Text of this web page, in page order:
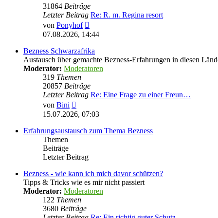
31864 Beiträge
Letzter Beitrag Re: R. m. Regina resort
von Ponyhof
Beitrag
07.08.2026, 14:44
Bezness Schwarzafrika
Austausch über gemachte Bezness-Erfahrungen in diesen
Moderator: Moderatoren
319 Themen
20857 Beiträge
Letzter Beitrag Re: Eine Frage zu einer Freun…
von Bini
Beitrag
15.07.2026, 07:03
Erfahrungsaustausch zum Thema Bezness
Themen
Beiträge
Letzter Beitrag
Bezness - wie kann ich mich davor schützen?
Tipps & Tricks wie es mir nicht passiert
Moderator: Moderatoren
122 Themen
3680 Beiträge